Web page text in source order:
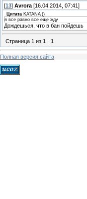
[13] Avrora [16.04.2014, 07:41]
Цитата KATANA()
я все равно все ещё жду
Дождешься, что в бан пойдешь
Страница 1 из 1 1
Полная версия сайта